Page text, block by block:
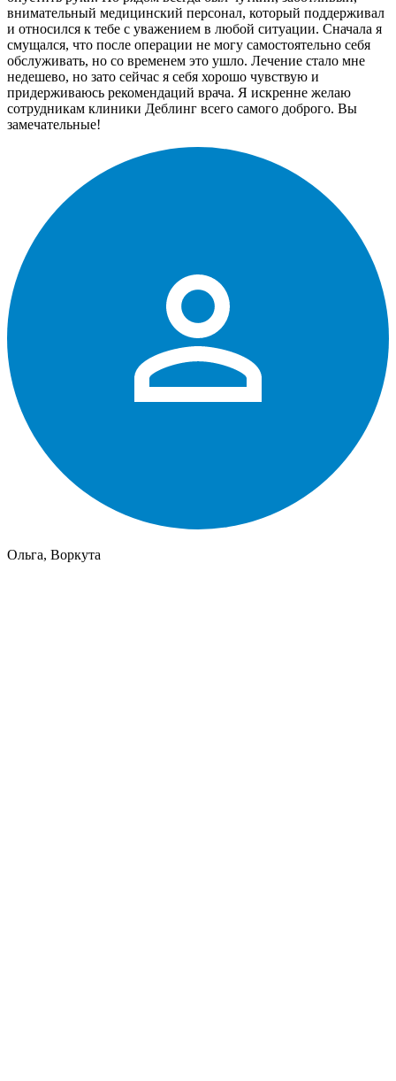
внимательный медицинский персонал, который поддерживал
и относился к тебе с уважением в любой ситуации. Сначала я
смущался, что после операции не могу самостоятельно себя
обслуживать, но со временем это ушло. Лечение стало мне
недешево, но зато сейчас я себя хорошо чувствую и
придерживаюсь рекомендаций врача. Я искренне желаю
сотрудникам клиники Деблинг всего самого доброго. Вы
замечательные!
Ольга, Воркута